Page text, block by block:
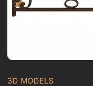
3D MODELS